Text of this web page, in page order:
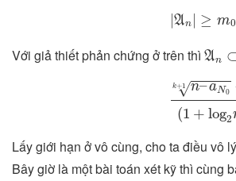
|An | ≥ m0
A n|≥
Với giả thiết phản chứng ở trên thì An ⊂
A ⊂
k+1
√n–aN0
(1 + log2
n–aN0k+1
Lấy giới hạn ở vô cùng, cho ta điều vô
Bây giờ là một bài toán xét kỹ thì cùng